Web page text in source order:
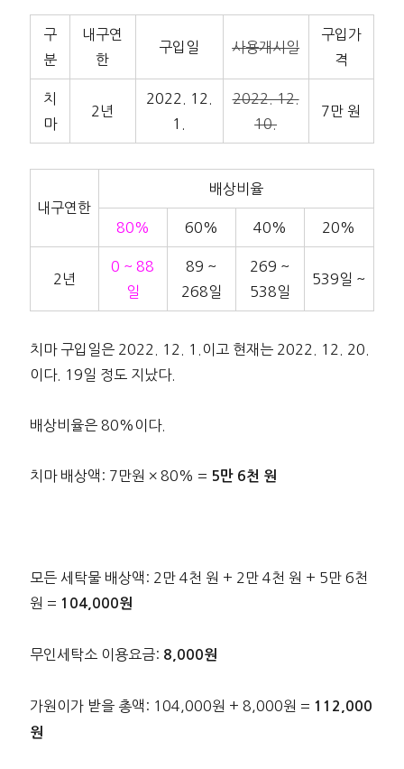
구
분
내구연
한
구입일 사용개시일
구입가
격
치
마
2년
2022. 12.
1.
2022. 12.
10.
7만 원
내구연한
배상비율
80% 60% 40% 20%
2년
0 ~ 88
일
89 ~
268일
269 ~
538일
539일 ~
치마 구입일은 2022. 12. 1.이고 현재는 2022. 12. 20.
이다. 19일 정도 지났다.
배상비율은 80%이다.
치마 배상액: 7만원 × 80% = 5만 6천 원
모든 세탁물 배상액: 2만 4천 원 + 2만 4천 원 + 5만 6천
원 = 104,000원
무인세탁소 이용요금: 8,000원
가원이가 받을 총액: 104,000원 + 8,000원 = 112,000
원